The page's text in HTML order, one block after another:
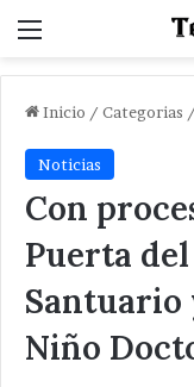
Menu
Inicio / Categorias /
Noticias
Con
Puerta
Santuario
Niño